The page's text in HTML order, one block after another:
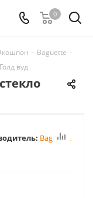
0
- Baguette -
вуд
Baguette